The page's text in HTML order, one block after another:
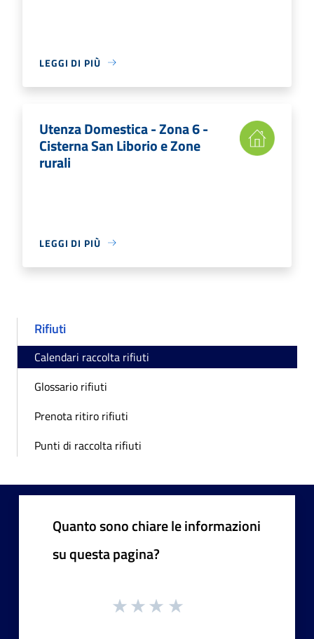
LEGGI DI PIÙ
Utenza Domestica - Zona 6 -
Cisterna San Liborio e Zone
rurali
LEGGI DI PIÙ
Rifiuti
Calendari raccolta rifiuti
Glossario rifiuti
Prenota ritiro rifiuti
Punti di raccolta rifiuti
Quanto sono chiare le informazioni
su questa pagina?